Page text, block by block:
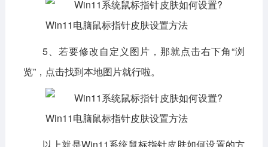
5、若要修改自定义图片，那就点击右下角“浏
览”，点击找到本地图片就行啦。